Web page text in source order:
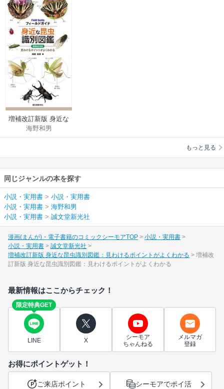
増補改訂新版 身近な
昆虫識別図鑑：見わ
けるポイントがよく
海野和男
もっと見る
同じジャンルの本を探す
小説・実用書 > 小説・実用書
小説・実用書 > 海野和男
小説・実用書 > 誠文堂新光社
漫画(まんが)・電子書籍のコミックシーモアTOP
小説・実用書
小説・実用書
誠文堂新光社
増補改訂新版 身近な昆虫識別図鑑：見わけるポイントがよくわかる
増補改
訂新版 身近な昆虫識別図鑑：見わけるポイントがよくわかる
最新情報はここからチェック！
限定特典GET
LINE X
シーモア
ちゃんねる
メルマガ
登録
お得にポイントゲット！
ご来店ポイント シーモアでポイ活